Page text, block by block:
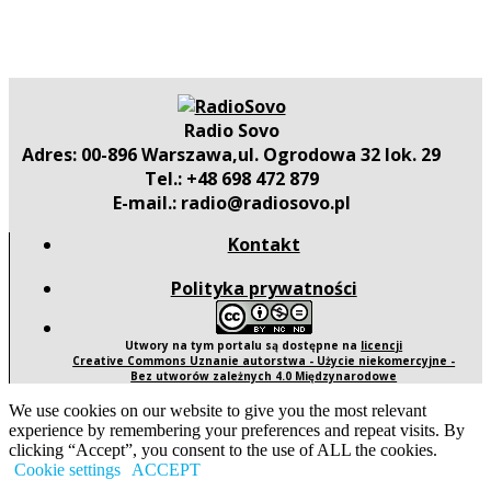
Radio Sovo
Adres: 00-896 Warszawa,ul. Ogrodowa 32 lok. 29
Tel.: +48 698 472 879
E-mail.: radio@radiosovo.pl
Kontakt
Polityka prywatności
Utwory na tym portalu są dostępne na licencji
Creative Commons Uznanie autorstwa - Użycie niekomercyjne -
Bez utworów zależnych 4.0 Międzynarodowe
We use cookies on our website to give you the most relevant
experience by remembering your preferences and repeat visits. By
clicking “Accept”, you consent to the use of ALL the cookies.
Cookie settings
ACCEPT